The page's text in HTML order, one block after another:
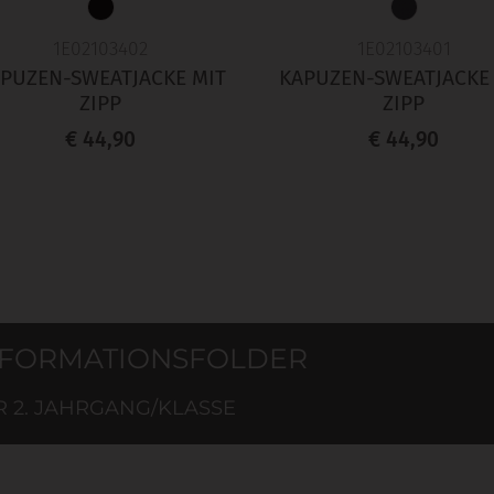
SWEATJACKE MIT
ZIPP
€ 44,90
KAPUZEN-
ZIPP
€ 44,90
2. JAHRGANG/KLASSE